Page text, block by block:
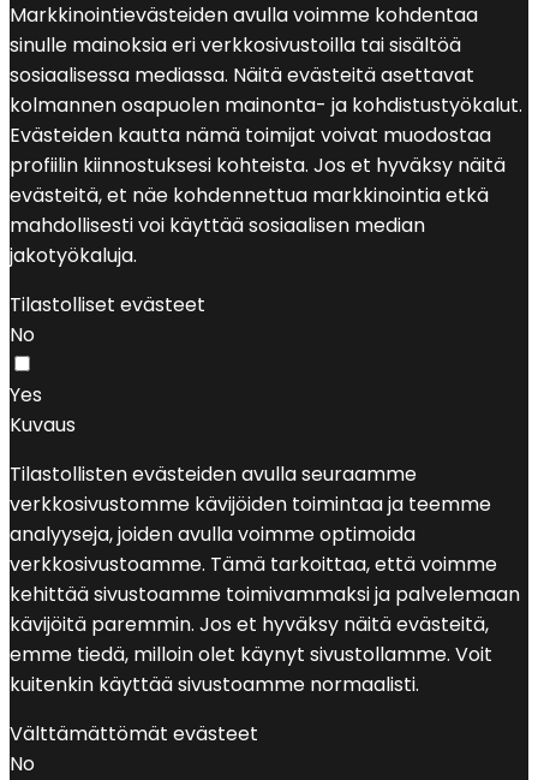
Markkinointievästeiden avulla voimme kohdentaa
sinulle mainoksia eri verkkosivustoilla tai sisältöä
sosiaalisessa mediassa. Näitä evästeitä asettavat
kolmannen osapuolen mainonta- ja kohdistustyökalut.
Evästeiden kautta nämä toimijat voivat muodostaa
profiilin kiinnostuksesi kohteista. Jos et hyväksy näitä
evästeitä, et näe kohdennettua markkinointia etkä
mahdollisesti voi käyttää sosiaalisen median
jakotyökaluja.
Tilastolliset evästeet
No
Yes
Kuvaus
Tilastollisten evästeiden avulla seuraamme
verkkosivustomme kävijöiden toimintaa ja teemme
analyyseja, joiden avulla voimme optimoida
verkkosivustoamme. Tämä tarkoittaa, että voimme
kehittää sivustoamme toimivammaksi ja palvelemaan
kävijöitä paremmin. Jos et hyväksy näitä evästeitä,
emme tiedä, milloin olet käynyt sivustollamme. Voit
kuitenkin käyttää sivustoamme normaalisti.
Välttämättömät evästeet
No